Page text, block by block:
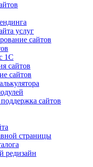
услуг
сайтов
1С
сайтов
сайтов
сайтов
страницы
редизайн